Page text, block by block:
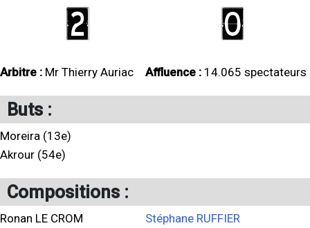
2 0
Arbitre : Mr Thierry Auriac Affluence : 14.065 spectateurs
Buts :
Moreira (13e)
Akrour (54e)
Compositions :
Ronan LE CROM
Stéphane RUFFIER